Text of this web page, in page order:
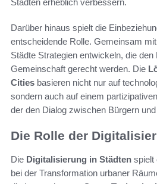
Darüber hinaus spielt die
entscheidende Rolle. Gemeinsam
Städte Strategien entwickeln, die
Gemeinschaft gerecht werden. Die
Cities basieren nicht nur auf
sondern auch auf einem
der den Dialog zwischen Bürgern
Die Rolle der
Die Digitalisierung in Städten spielt
bei der Transformation urbaner